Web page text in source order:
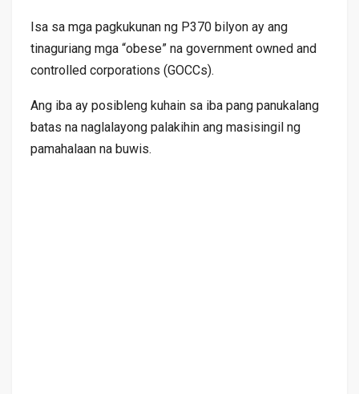
Isa sa mga pagkukunan ng P370 bilyon ay ang
tinaguriang mga “obese” na government owned and
controlled corporations (GOCCs).
Ang iba ay posibleng kuhain sa iba pang panukalang
batas na naglalayong palakihin ang masisingil ng
pamahalaan na buwis.